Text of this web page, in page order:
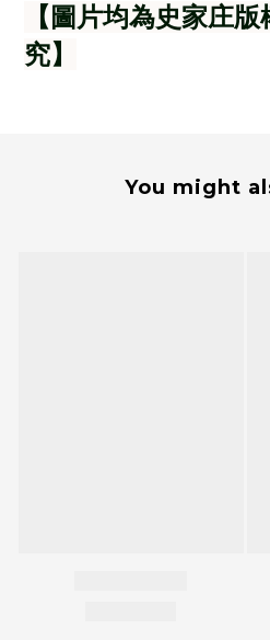
【圖片均為史家庄
究】
You might